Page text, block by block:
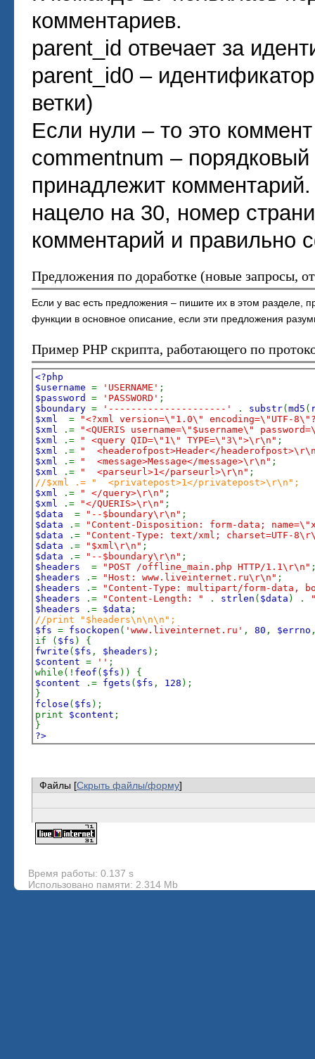
комментариев.
parent_id отвечает за
parent_id0 –
ветки)
Если нули – то это
commentnum – порядковый
принадлежит
нацело на 30, номер
комментарий и правильно
Предложения по доработке (новые запросы,
Если у вас есть предложения – пишите их в этом разделе,
функции в основное описание, если эти предложения
Пример PHP скрипта, работающего по
<?php
$username = 'USERNAME' ;
$password = 'PASSWORD' ;
$boundary = '---------------------' . substr( md5 (
$xml =
"<?xml version=\"1.0\" encoding=\"UTF-
$xml
.=
"<QUERIS username=\"$username\"
$xml
.= " <query QID=\"1\" TYPE=\"3\">\r\n" ;
$xml
.=
" <headerofpost>Header</
$xml
.= " <message>Message</message>\r\n" ;
$xml
.= " <parseurl>1</parseurl>\r\n" ;
//$xml .= " <privatepost>1</privatepost>\r\n";
$xml
.= " </query>\r\n" ;
$xml
.= "</QUERIS>\r\n" ;
$data = "--$boundary\r\n" ;
$data
.=
"Content-Disposition: form-data;
$data
.=
"Content-Type: text/xml; charset=UTF-
$data
.= "$xml\r\n" ;
$data
.= "--$boundary\r\n" ;
$headers = "POST /offline_main.php HTTP/1.1\r\n"
$headers
.= "Host: www.liveinternet.ru\r\n" ;
$headers
.=
"Content-Type: multipart/form-data,
$headers
.= "Content-Length: " . strlen ( $data ) .
$headers
.= $data ;
//print "$headers\n\n\n";
$fs = fsockopen ( 'www.liveinternet.ru' , 80 , $errno
if ( $fs ) {
fwrite ( $fs , $headers );
$content = '' ;
while(! feof ( $fs )) {
$content
.= fgets ( $fs , 128 );
}
fclose ( $fs );
print $content ;
}
?>
Файлы [Скрыть файлы/форму]
Время работы: 0.137 s
Использовано памяти: 2.314 Mb